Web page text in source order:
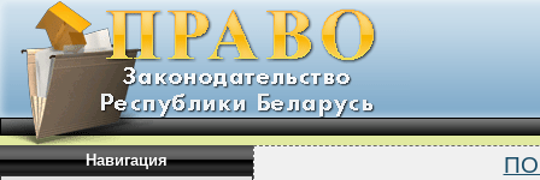
Навигация